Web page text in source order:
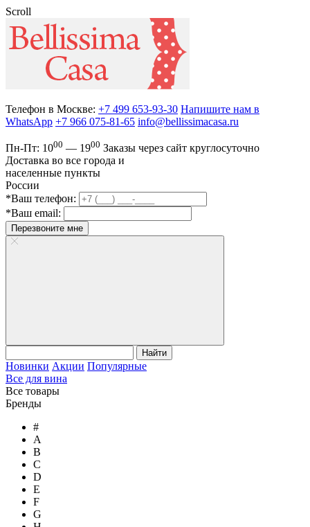
Scroll
Телефон в Москве: +7 499 653-93-30 Напишите нам в
WhatsApp +7 966 075-81-65 info@bellissimacasa.ru
Пн-Пт: 1000 — 1900 Заказы через сайт круглосуточно
Доставка во все города и
населенные пункты
России
*Ваш телефон:
*Ваш email:
Перезвоните мне
Найти
Новинки Акции Популярные
Все для вина
Все товары
Бренды
#
A
B
C
D
E
F
G